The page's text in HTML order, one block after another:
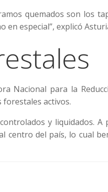
quemados son los
en especial”, explicó
Nacional para la
activos.
y liquidados.
centro del país, lo cual